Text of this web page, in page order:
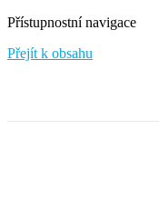
Přístupnostní navigace
Přejít k obsahu